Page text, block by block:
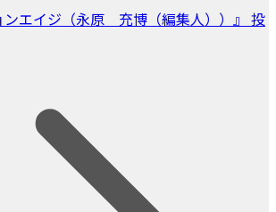
ンエイジ（永原 充博（編集人））』 投